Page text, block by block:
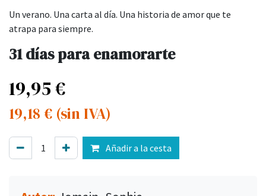
Un verano. Una carta al día. Una historia de amor que te
atrapa para siempre.
31 días para enamorarte
19,95€
19,18 € (sin IVA)
Añadir a la cesta